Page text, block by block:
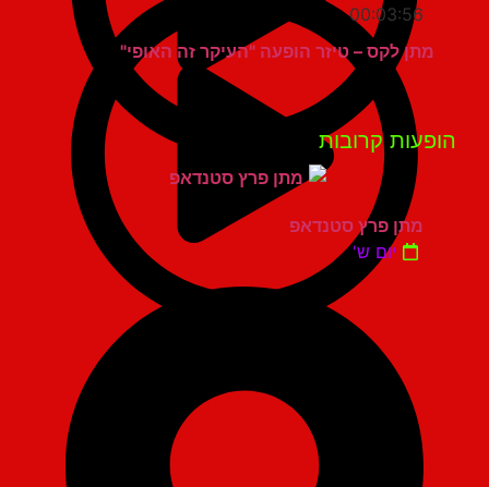
00:03:56
מתן לקס – טיזר הופעה "העיקר זה האופי"
קרובות
מתן פרץ סטנדאפ
יום ש'